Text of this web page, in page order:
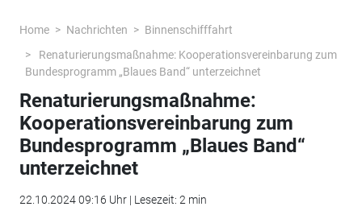
Home Nachrichten
Binnenschifffahrt
Renaturierungsmaßnahme: Kooperationsvereinbarung zum
Bundesprogramm „Blaues Band“ unterzeichnet
Renaturierungsmaßnahme:
Kooperationsvereinbarung zum
Bundesprogramm „Blaues Band“
unterzeichnet
22.10.2024 09:16 Uhr | Lesezeit: 2 min